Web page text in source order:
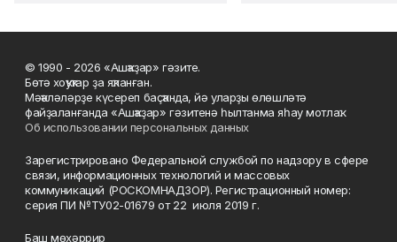
© 1990 - 2026 «Ашҡаҙар» гәзите.
Бөтә хоҡуҡтар ҙа яҡланған.
Мәҡәләләрҙе күсереп баҫҡанда, йә уларҙы өлөшләтә
файҙаланғанда «Ашҡаҙар» гәзитенә һылтанма яһау мотлаҡ.
Об использовании персональных данных
Зарегистрировано Федеральной службой по надзору в сфере
связи, информационных технологий и массовых
коммуникаций (РОСКОМНАДЗОР). Регистрационный номер:
серия ПИ №ТУ02-01679 от 22 июля 2019 г.
Баш мөхәррир